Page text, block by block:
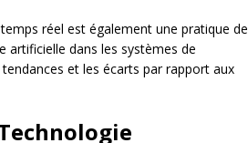
réel est également une pratique de
artificielle dans les systèmes de
et les écarts par rapport aux